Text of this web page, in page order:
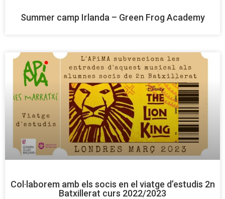
Summer camp Irlanda – Green Frog Academy
Col·laborem amb els socis en el viatge d’estudis 2n
Batxillerat curs 2022/2023